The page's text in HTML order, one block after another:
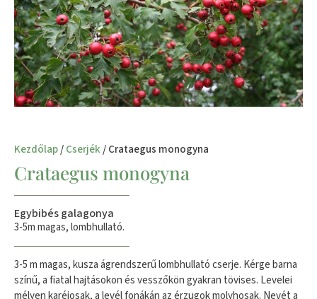
Kezdőlap/Cserjék/ Crataegus monogyna
Crataegus monogyna
Egybibés galagonya
3-5m magas, lombhullató.
3-5 m magas, kusza ágrendszerű lombhullató cserje. Kérge barna
színű, a fiatal hajtásokon és vesszőkön gyakran tövises. Levelei
mélyen karéjosak, a levél fonákán az érzugok molyhosak. Nevét a